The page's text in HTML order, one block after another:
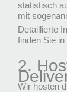
statistisch
mit
Detaillierte
finden Sie
2.
Wir hosten